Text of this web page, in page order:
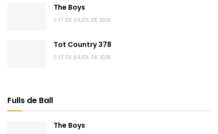
The Boys
17 DE JULIOL DE 2026
Tot Country 378
13 DE JULIOL DE 2026
Fulls de Ball
The Boys